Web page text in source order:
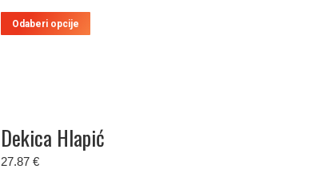
Odaberi opcije
proizvod
mogu
odabrati
Dekica Hlapić
27.87 €